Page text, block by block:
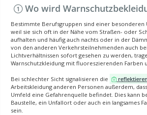
Wo wird
Bestimmte Berufsgruppen sind einer besonderen
weil sie sich oft in der Nähe vom Straßen- oder
aufhalten und häufig auch nachts oder in der
von den anderen Verkehrsteilnehmenden auch
Lichtverhältnissen sofort gesehen zu werden,
Warnschutzkleidung mit fluoreszierenden Farben
Bei schlechter Sicht signalisieren die
Arbeitskleidung anderen Personen außerdem,
Umfeld eine Gefahrenquelle befindet. Dies kann
Baustelle, ein Unfallort oder auch ein langsames
sein.